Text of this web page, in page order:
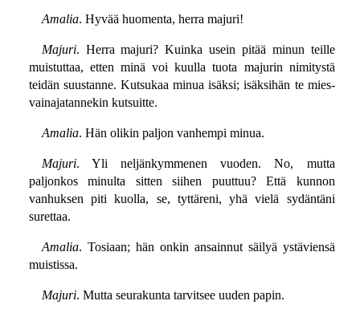
Amalia. Hyvää huomenta, herra majuri!
Majuri. Herra majuri? Kuinka usein pitää minun teille
muistuttaa, etten minä voi kuulla tuota majurin nimitystä
teidän suustanne. Kutsukaa minua isäksi; isäksihän te mies-
vainajatannekin kutsuitte.
Amalia. Hän olikin paljon vanhempi minua.
Majuri. Yli neljänkymmenen vuoden. No, mutta
paljonkos minulta sitten siihen puuttuu? Että kunnon
vanhuksen piti kuolla, se, tyttäreni, yhä vielä sydäntäni
surettaa.
Amalia. Tosiaan; hän onkin ansainnut säilyä ystäviensä
muistissa.
Majuri. Mutta seurakunta tarvitsee uuden papin.